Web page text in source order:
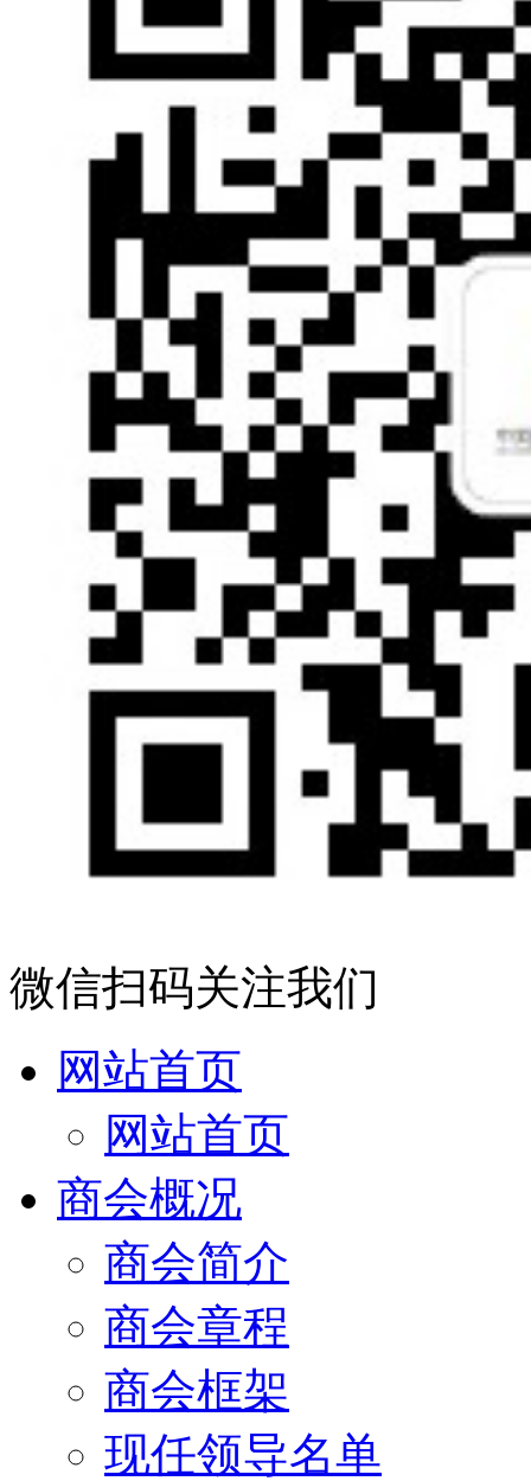
微信扫码关注我们
网站首页
网站首页
商会概况
商会简介
商会章程
商会框架
现任领导名单